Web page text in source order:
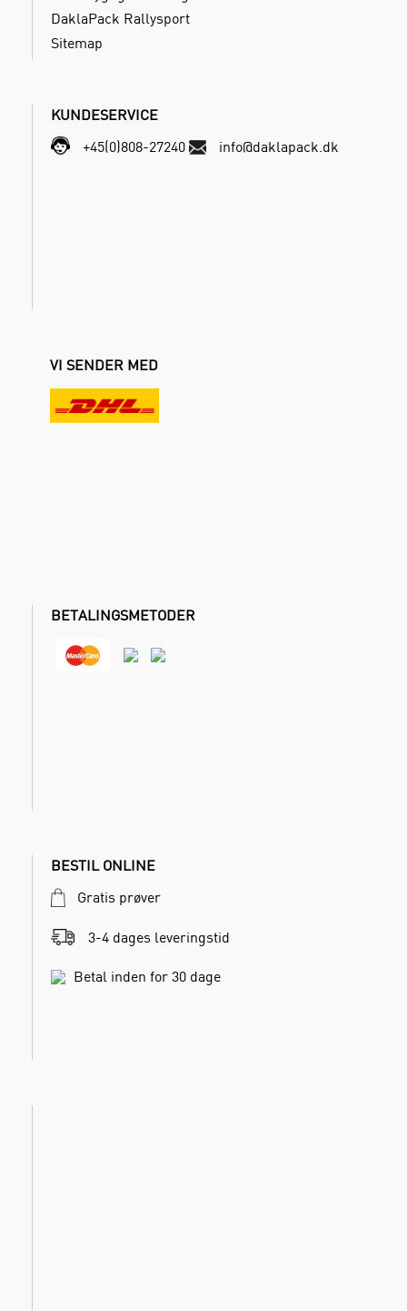
DaklaPack Rallysport
Sitemap
KUNDESERVICE
+45(0)808-27240
info@daklapack.dk
VI SENDER MED
BETALINGSMETODER
BESTIL ONLINE
Gratis prøver
3-4 dages leveringstid
Betal inden for 30 dage